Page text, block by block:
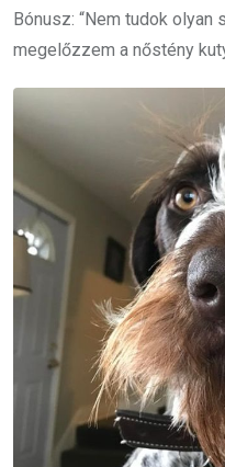
Bónusz: “Nem tudok
megelőzzem a nőstény